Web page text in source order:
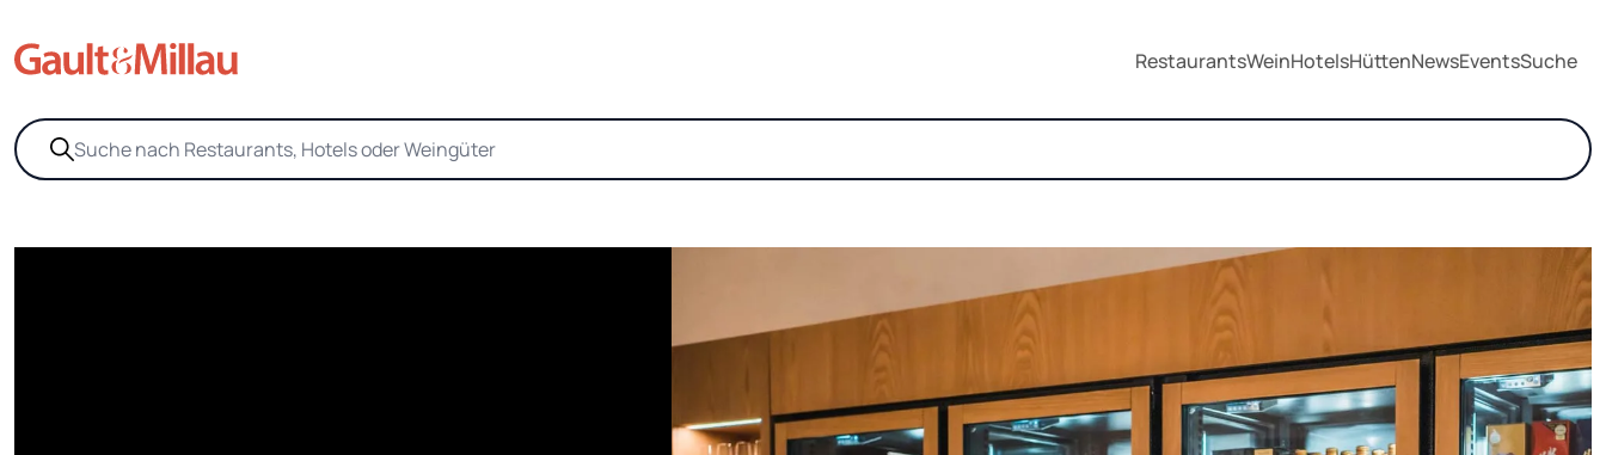
RestaurantsWeinHotelsHüttenNewsEventsSuche